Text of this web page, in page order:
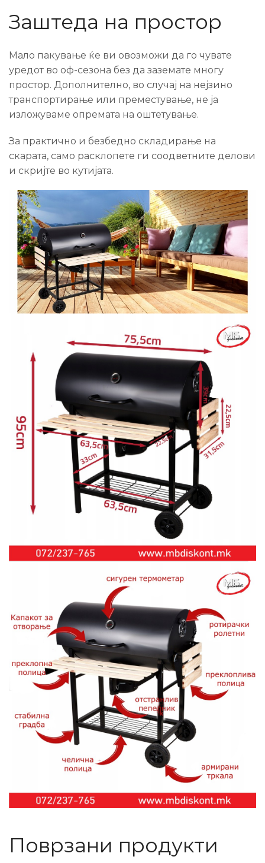
Заштеда на простор
Мало пакување ќе ви овозможи да го чувате
уредот во оф-сезона без да заземате многу
простор. Дополнително, во случај на нејзино
транспортирање или преместување, не ја
изложуваме опремата на оштетување.
За практично и безбедно складирање на
скарата, само расклопете ги соодветните делови
и скријте во кутијата.
Поврзани продукти